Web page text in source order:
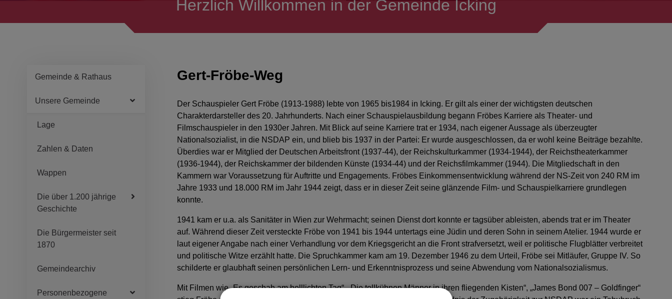
Herzlich Willkommen in der Gemeinde Icking
Gemeinde & Rathaus
Unsere Gemeinde
Lage
Zahlen & Daten
Wappen
Die über 1.200 jährige
Geschichte
Die Bürgermeister seit
1870
Gemeindearchiv
Personenbezogene
Gert-Fröbe-Weg
Der Schauspieler Gert Fröbe (1913-1988) lebte von 1965 bis1984 in Icking. Er gilt als einer der wichtigsten deutschen
Charakterdarsteller des 20. Jahrhunderts. Nach einer Schauspielausbildung begann Fröbes Karriere als Theater- und
Filmschauspieler in den 1930er Jahren. Mit Blick auf seine Karriere trat er 1934, nach eigener Aussage als überzeugter
Nationalsozialist, in die NSDAP ein, und blieb bis 1937 in der Partei: Er wurde ausgeschlossen, da er wohl keine Beiträge bezahlte.
Überdies war er Mitglied der Deutschen Arbeitsfront (1937-44), der Reichskulturkammer (1934-1944), der Reichstheaterkammer
(1936-1944), der Reichskammer der bildenden Künste (1934-44) und der Reichsfilmkammer (1944). Die Mitgliedschaft in den
Kammern war Voraussetzung für Auftritte und Engagements. Fröbes Einkommensentwicklung während der NS-Zeit von 240 RM im
Jahre 1933 und 18.000 RM im Jahr 1944 zeigt, dass er in dieser Zeit seine glänzende Film- und Schauspielkarriere grundlegen
konnte.
1941 kam er u.a. als Sanitäter in Wien zur Wehrmacht; seinen Dienst dort konnte er tagsüber ableisten, abends trat er im Theater
auf. Während dieser Zeit versteckte Fröbe von 1941 bis 1944 untertags eine Jüdin und deren Sohn in seinem Atelier. 1944 wurde er
laut eigener Angabe nach einer Verhandlung vor dem Kriegsgericht an die Front strafversetzt, weil er politische Flugblätter verbreitet
und politische Witze erzählt hatte. Die Spruchkammer kam am 19. Dezember 1946 zu dem Urteil, Fröbe sei Mitläufer, Gruppe IV. So
schilderte er glaubhaft seinen persönlichen Lern- und Erkenntnisprozess und seine Abwendung vom Nationalsozialismus.
Mit Filmen wie „Es geschah am helllichten Tag“, „Die tollkühnen Männer in ihren fliegenden Kisten“, „James Bond 007 – Goldfinger“